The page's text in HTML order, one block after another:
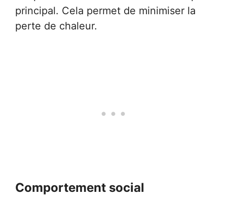
principal. Cela permet de minimiser la
perte de chaleur.
Comportement social